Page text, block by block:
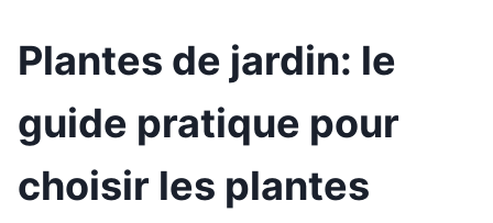
Plantes de jardin: le
guide pratique pour
choisir les plantes